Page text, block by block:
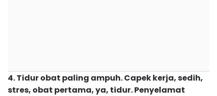
4. Tidur obat paling ampuh. Capek kerja, sedih,
stres, obat pertama, ya, tidur. Penyelamat